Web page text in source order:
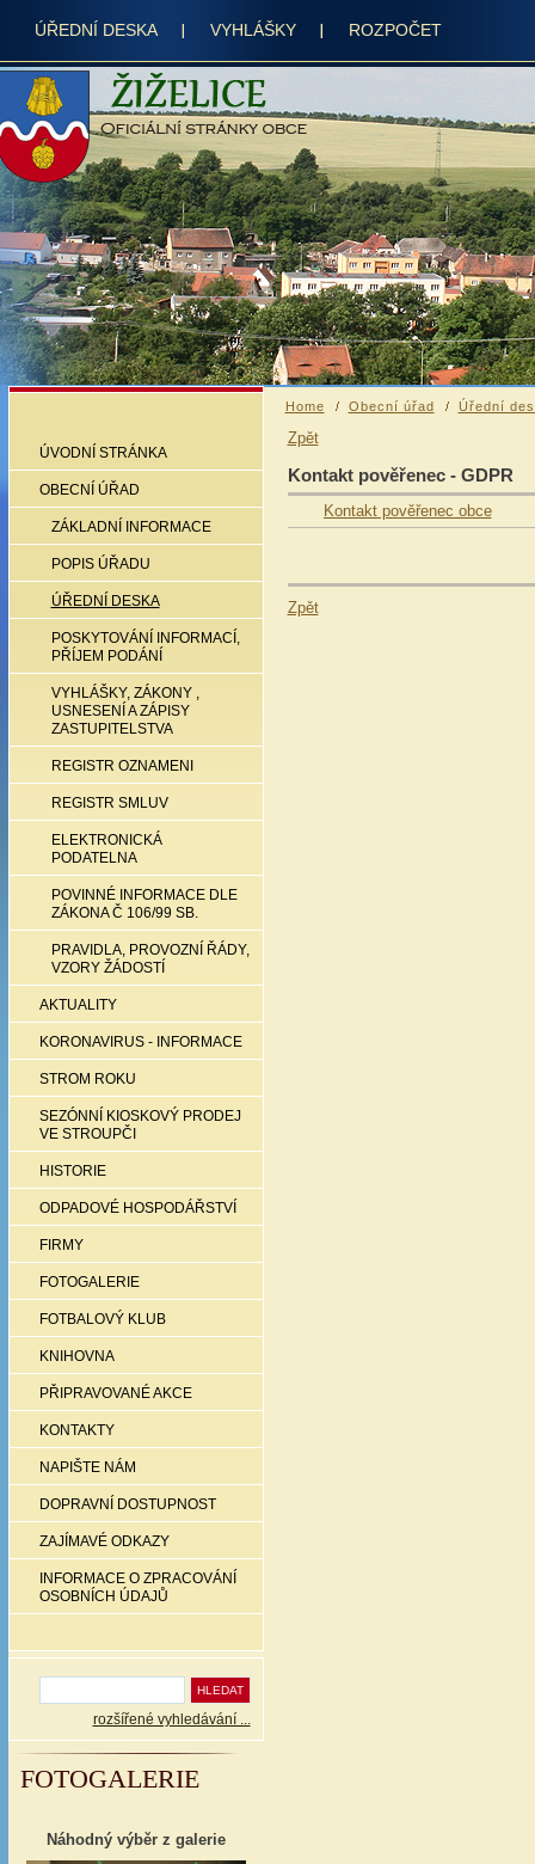
ÚŘEDNÍ DESKA VYHLÁŠKY ROZPOČET
ÚVODNÍ STRÁNKA
OBECNÍ ÚŘAD
ZÁKLADNÍ INFORMACE
POPIS ÚŘADU
ÚŘEDNÍ DESKA
POSKYTOVÁNÍ INFORMACÍ,
PŘÍJEM PODÁNÍ
VYHLÁŠKY, ZÁKONY ,
USNESENÍ A ZÁPISY
ZASTUPITELSTVA
REGISTR OZNAMENI
REGISTR SMLUV
ELEKTRONICKÁ
PODATELNA
POVINNÉ INFORMACE DLE
ZÁKONA Č 106/99 SB.
PRAVIDLA, PROVOZNÍ ŘÁDY,
VZORY ŽÁDOSTÍ
AKTUALITY
KORONAVIRUS - INFORMACE
STROM ROKU
SEZÓNNÍ KIOSKOVÝ PRODEJ
VE STROUPČI
HISTORIE
ODPADOVÉ HOSPODÁŘSTVÍ
FIRMY
FOTOGALERIE
FOTBALOVÝ KLUB
KNIHOVNA
PŘIPRAVOVANÉ AKCE
KONTAKTY
NAPIŠTE NÁM
DOPRAVNÍ DOSTUPNOST
ZAJÍMAVÉ ODKAZY
INFORMACE O ZPRACOVÁNÍ
OSOBNÍCH ÚDAJŮ
rozšířené vyhledávání ...
FOTOGALERIE
Náhodný výběr z galerie
Home Obecní úřad Úřední
Zpět
Kontakt pověřenec - GDPR
Kontakt pověřenec obce
Zpět